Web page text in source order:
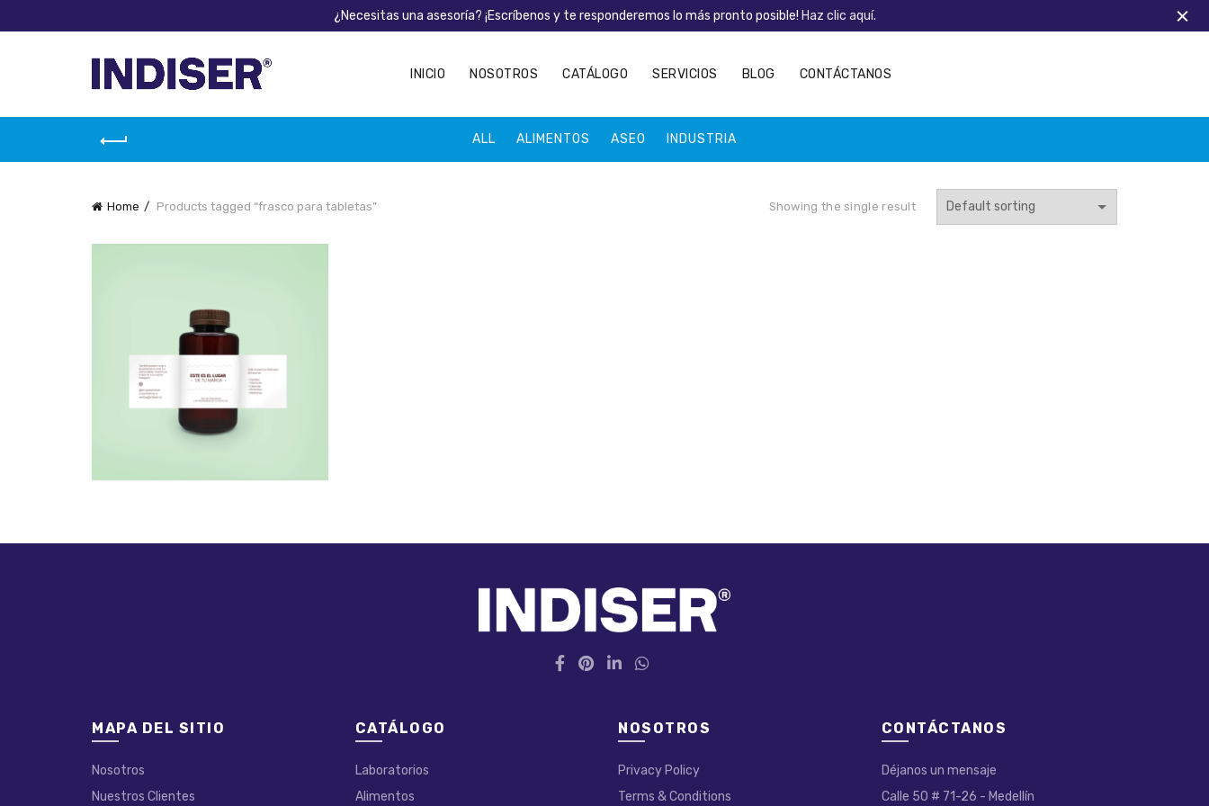
INICIO NOSOTROS CATÁLOGO SERVICIOS BLOG CONTÁCTANOS
ALL ALIMENTOS ASEO INDUSTRIA
Home Products tagged “frasco para tabletas” Showing the single result
MAPA DEL SITIO
Nosotros
Nuestros Clientes
CATÁLOGO
Laboratorios
Alimentos
NOSOTROS
Privacy Policy
Terms & Conditions
CONTÁCTANOS
Déjanos un mensaje
Calle 50 # 71-26 - Medellín
¿Necesitas una asesoría? ¡Escríbenos y te responderemos lo más pronto posible! Haz clic aquí.